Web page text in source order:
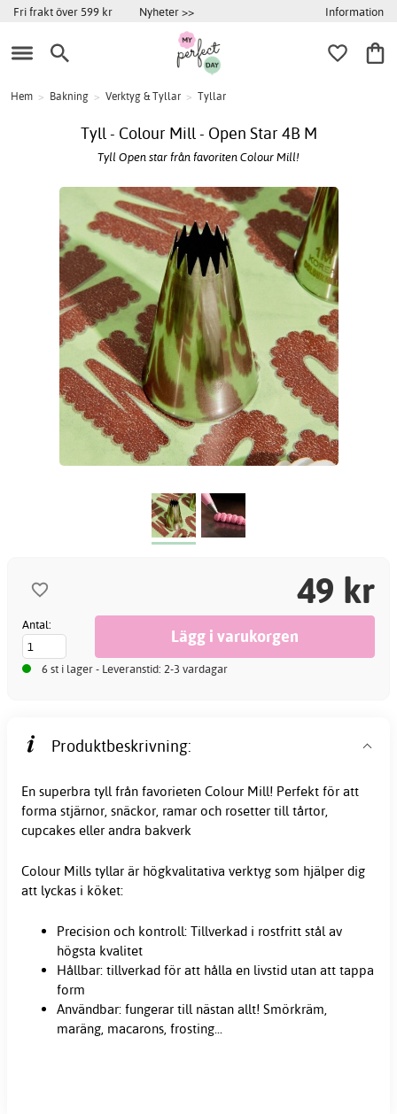
Fri frakt över 599 kr Nyheter >> Information
Hem > Bakning > Verktyg & Tyllar > Tyllar
Tyll - Colour Mill - Open Star 4B M
Tyll Open star från favoriten Colour Mill!
49 kr
Antal:
6 st i lager - Leveranstid: 2-3 vardagar
Produktbeskrivning:
En superbra tyll från favorieten Colour Mill! Perfekt för att
forma stjärnor, snäckor, ramar och rosetter till tårtor,
cupcakes eller andra bakverk
Colour Mills tyllar är högkvalitativa verktyg som hjälper dig
att lyckas i köket:
Precision och kontroll: Tillverkad i rostfritt stål av
högsta kvalitet
Hållbar: tillverkad för att hålla en livstid utan att tappa
form
Användbar: fungerar till nästan allt! Smörkräm,
maräng, macarons, frosting...